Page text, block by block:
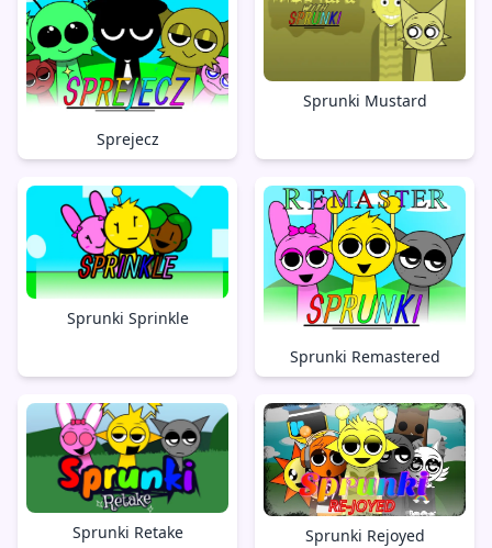
Sprejecz
Sprunki Mustard
Sprunki Sprinkle
Sprunki Remastered
Sprunki Retake Sprunki Rejoyed